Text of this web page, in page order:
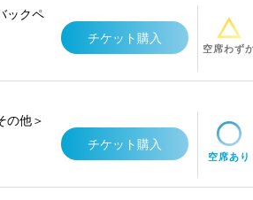
ックペ
チケット購入
空席わず
の他＞
チケット購入
空席あり